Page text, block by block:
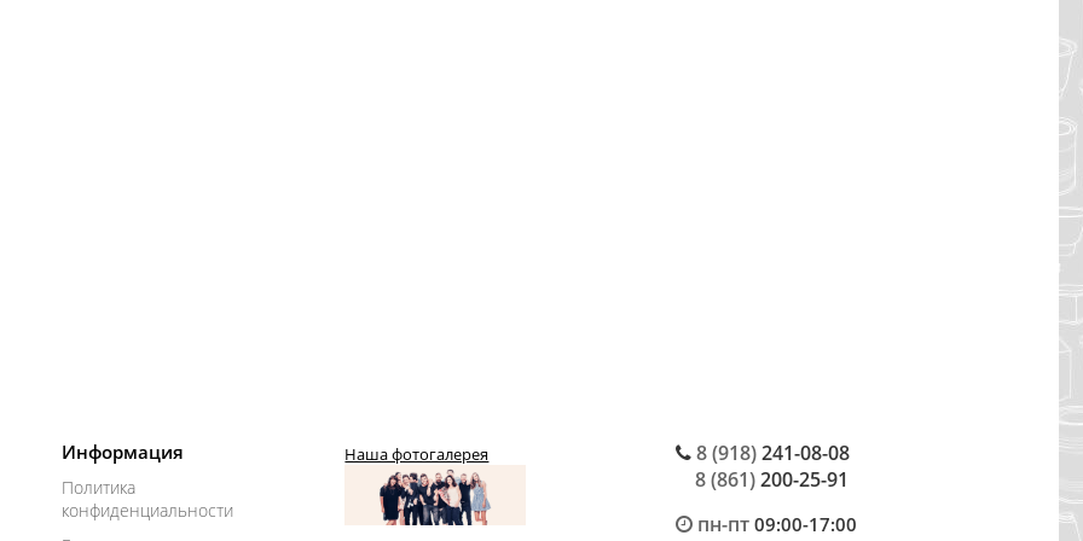
Информация
Политика
конфиденциальности
Наша фотогалерея 8 (918)241-08-08
8 (861)200-25-91
пн-пт09:00-17:00